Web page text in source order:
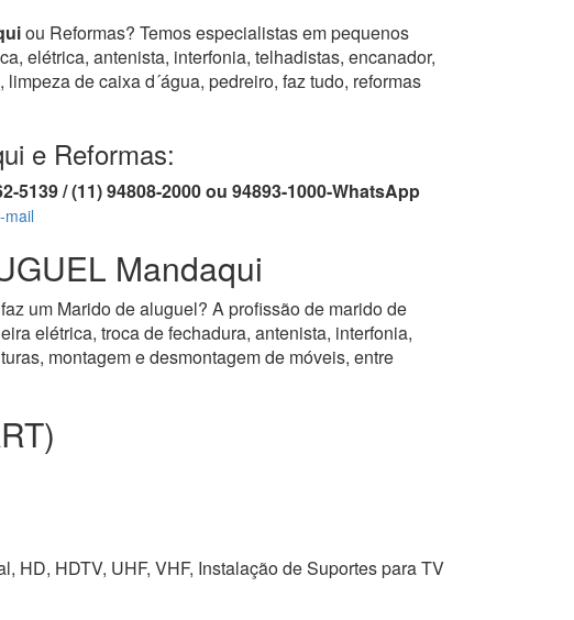
ou Reformas? Temos especialistas em pequenos
elétrica, antenista, interfonia, telhadistas, encanador,
de caixa d´água, pedreiro, faz tudo, reformas
e Reformas:
5139 / (11) 94808-2000 ou 94893-1000-WhatsApp
mail
Mandaqui
um Marido de aluguel? A profissão de marido de
elétrica, troca de fechadura, antenista, interfonia,
montagem e desmontagem de móveis, entre
HD, HDTV, UHF, VHF, Instalação de Suportes para TV